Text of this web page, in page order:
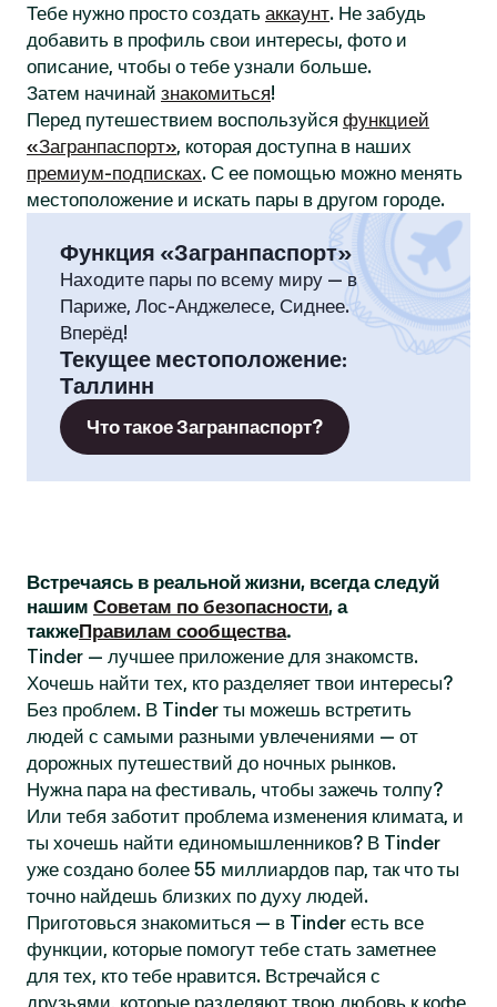
Тебе нужно просто создать аккаунт. Не забудь
добавить в профиль свои интересы, фото и
описание, чтобы о тебе узнали больше.
Затем начинай знакомиться!
Перед путешествием воспользуйся функцией
«Загранпаспорт», которая доступна в наших
премиум-подписках. С ее помощью можно менять
местоположение и искать пары в другом городе.
Функция «Загранпаспорт»
Находите пары по всему миру — в
Париже, Лос-Анджелесе, Сиднее.
Вперёд!
Текущее местоположение:
Таллинн
Что такое Загранпаспорт?
Встречаясь в реальной жизни, всегда следуй
нашим Советам по безопасности, а
такжеПравилам сообщества.
Tinder — лучшее приложение для знакомств.
Хочешь найти тех, кто разделяет твои интересы?
Без проблем. В Tinder ты можешь встретить
людей с самыми разными увлечениями — от
дорожных путешествий до ночных рынков.
Нужна пара на фестиваль, чтобы зажечь толпу?
Или тебя заботит проблема изменения климата, и
ты хочешь найти единомышленников? В Tinder
уже создано более 55 миллиардов пар, так что ты
точно найдешь близких по духу людей.
Приготовься знакомиться — в Tinder есть все
функции, которые помогут тебе стать заметнее
для тех, кто тебе нравится. Встречайся с
друзьями, которые разделяют твою любовь к кофе,